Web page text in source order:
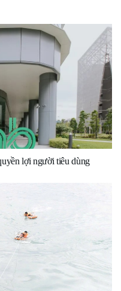
lợi người tiêu dùng